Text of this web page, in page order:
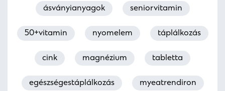
ásványianyagok seniorvitamin
50+vitamin nyomelem táplálkozás
cink magnézium tabletta
egészségestáplálkozás myeatrendiron